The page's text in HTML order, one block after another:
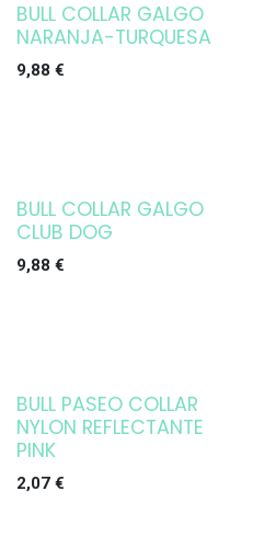
BULL COLLAR GALGO
NARANJA-TURQUESA
9,88 €
BULL COLLAR GALGO
CLUB DOG
9,88 €
BULL PASEO COLLAR
NYLON REFLECTANTE
PINK
2,07 €